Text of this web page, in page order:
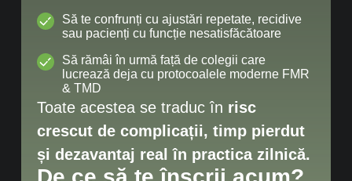
Să te confrunți cu ajustări repetate, recidive
sau pacienți cu funcție nesatisfăcătoare
Să rămâi în urmă față de colegii care
lucrează deja cu protocoalele moderne FMR
& TMD
Toate acestea se traduc în risc
crescut de complicații, timp pierdut
și dezavantaj real în practica zilnică.